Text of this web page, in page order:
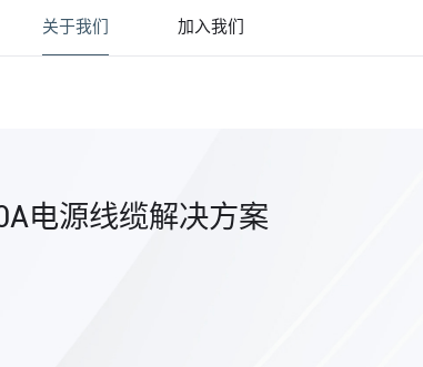
关于我们 加入我们
电源线缆解决方案